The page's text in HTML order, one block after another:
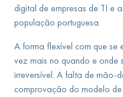
digital de empresas de TI e
população portuguesa.
A forma flexível com que
vez mais no quando e onde
irreversível. A falta de mão-
comprovação do modelo